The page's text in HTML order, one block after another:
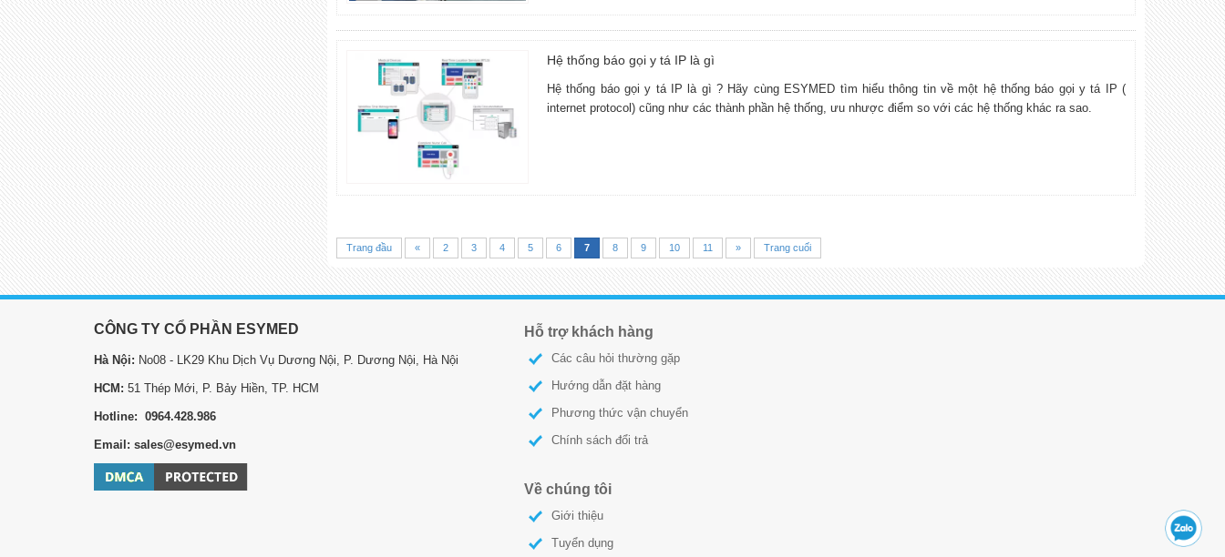
Hệ thống báo gọi y tá IP là gì
Hệ thống báo gọi y tá IP là gì ? Hãy cùng ESYMED tìm hiểu thông tin về một hệ thống báo gọi y tá IP (
internet protocol) cũng như các thành phần hệ thống, ưu nhược điểm so với các hệ thống khác ra sao.
Trang đầu « 2 3 4 5 6 7 8 9 10 11 » Trang cuối
CÔNG TY CỔ PHẦN ESYMED
Hà Nội: No08 - LK29 Khu Dịch Vụ Dương Nội, P. Dương Nội, Hà Nội
HCM: 51 Thép Mới, P. Bảy Hiền, TP. HCM
Hotline: 0964.428.986
Email: sales@esymed.vn
Hỗ trợ khách hàng
Các câu hỏi thường gặp
Hướng dẫn đặt hàng
Phương thức vận chuyển
Chính sách đổi trả
Về chúng tôi
Giới thiệu
Tuyển dụng